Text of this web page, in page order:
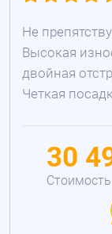
Не
Высокая
двойная
Четкая
30